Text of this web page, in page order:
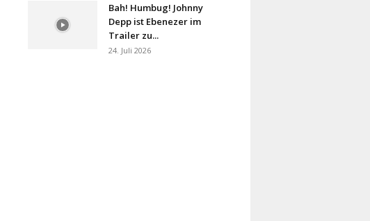
Bah! Humbug! Johnny
Depp ist Ebenezer im
Trailer zu...
24. Juli 2026